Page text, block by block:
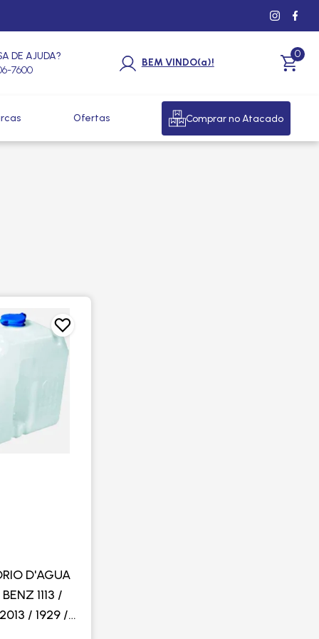
DE AJUDA?
7600
BEM VINDO(a)!
0
Ofertas Comprar no Atacado
D'AGUA
1113 /
/ 1929 /